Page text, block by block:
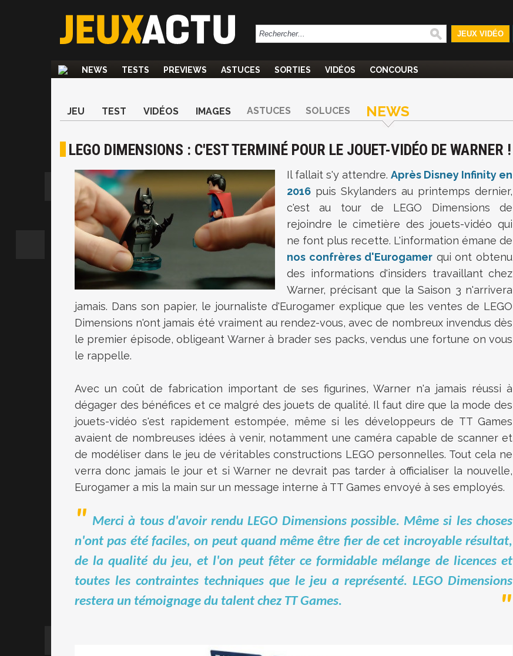
JEUX VIDÉO
NEWS TESTS PREVIEWS ASTUCES SORTIES VIDÉOS CONCOURS
JEU TEST VIDÉOS IMAGES ASTUCES SOLUCES NEWS
LEGO DIMENSIONS : C'EST TERMINÉ POUR LE JOUET-VIDÉO DE WARNER !
Il fallait s'y attendre. Après Disney Infinity en
2016 puis Skylanders au printemps dernier,
c'est au tour de LEGO Dimensions de
rejoindre le cimetière des jouets-vidéo qui
ne font plus recette. L'information émane de
nos confrères d'Eurogamer qui ont obtenu
des informations d'insiders travaillant chez
Warner, précisant que la Saison 3 n'arrivera
jamais. Dans son papier, le journaliste d'Eurogamer explique que les ventes de LEGO
Dimensions n'ont jamais été vraiment au rendez-vous, avec de nombreux invendus dès
le premier épisode, obligeant Warner à brader ses packs, vendus une fortune on vous
le rappelle.
Avec un coût de fabrication important de ses figurines, Warner n'a jamais réussi à
dégager des bénéfices et ce malgré des jouets de qualité. Il faut dire que la mode des
jouets-vidéo s'est rapidement estompée, même si les développeurs de TT Games
avaient de nombreuses idées à venir, notamment une caméra capable de scanner et
de modéliser dans le jeu de véritables constructions LEGO personnelles. Tout cela ne
verra donc jamais le jour et si Warner ne devrait pas tarder à officialiser la nouvelle,
Eurogamer a mis la main sur un message interne à TT Games envoyé à ses employés.
Merci à tous d'avoir rendu LEGO Dimensions possible. Même si les choses
n'ont pas été faciles, on peut quand même être fier de cet incroyable résultat,
de la qualité du jeu, et l'on peut fêter ce formidable mélange de licences et
toutes les contraintes techniques que le jeu a représenté. LEGO Dimensions
restera un témoignage du talent chez TT Games.